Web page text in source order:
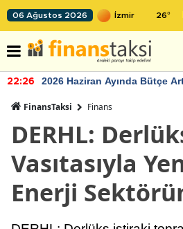
06 Ağustos 2026 26°
22:26 2026 Haziran Ayında Bütçe
FinansTaksi Finans
DERHL:
Vasıtasıyla
Enerji